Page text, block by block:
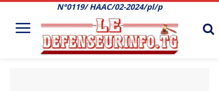
N°0119/ HAAC/02-2024/pl/p